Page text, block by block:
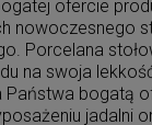
ofercie
nowoczesnego
Porcelana
na swoja
Państwa bogatą
jadalni